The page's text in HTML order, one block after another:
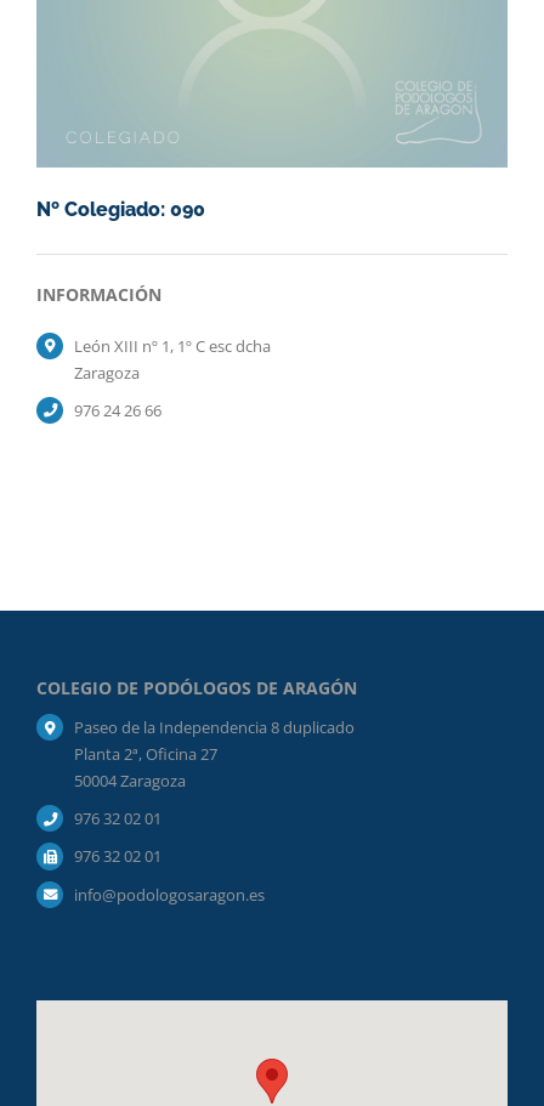
Nº Colegiado: 090
INFORMACIÓN
León XIII nº 1, 1º C esc dcha
Zaragoza
976 24 26 66
COLEGIO DE PODÓLOGOS DE ARAGÓN
Paseo de la Independencia 8 duplicado
Planta 2ª, Oficina 27
50004 Zaragoza
976 32 02 01
976 32 02 01
info@podologosaragon.es